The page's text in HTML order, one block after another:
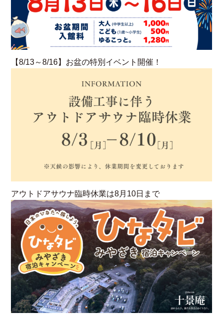
【8/13～8/16】お盆の特別イベント開催！
アウトドアサウナ臨時休業は8月10日まで